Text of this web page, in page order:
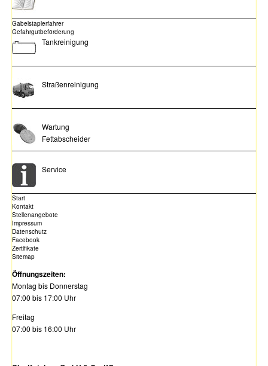
Gabelstaplerfahrer
Gefahrgutbeförderung
Tankreinigung
Straßenreinigung
Wartung
Fettabscheider
Service
Start
Kontakt
Stellenangebote
Impressum
Datenschutz
Facebook
Zertifikate
Sitemap
Öffnungszeiten:
Montag bis Donnerstag
07:00 bis 17:00 Uhr
Freitag
07:00 bis 16:00 Uhr